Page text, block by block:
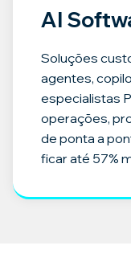
AI
Soluções
agentes,
especialistas
operações,
de ponta a
ficar até 57%